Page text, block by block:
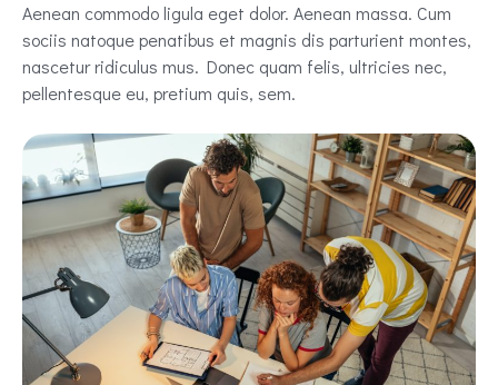
Aenean commodo ligula eget dolor. Aenean massa. Cum
sociis natoque penatibus et magnis dis parturient montes,
nascetur ridiculus mus. Donec quam felis, ultricies nec,
pellentesque eu, pretium quis, sem.